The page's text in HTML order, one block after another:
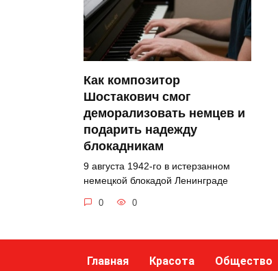
Как композитор
Шостакович смог
деморализовать немцев и
подарить надежду
блокадникам
9 августа 1942-го в истерзанном
немецкой блокадой Ленинграде
0 0
Главная Красота Общество